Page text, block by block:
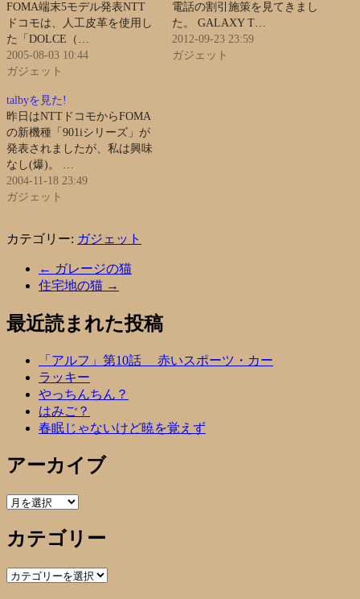
FOMA端末5モデル発表NTT
ドコモは、人工皮革を使用し
た「DOLCE（…
2005-08-03 10:44
ガジェット
電話の割引施策を見てきまし
た。 GALAXY T…
2012-09-23 23:59
ガジェット
talbyを見た!
昨日はNTTドコモからFOMA
の新機種「901iシリーズ」が
発表されましたが、私は興味
なし(爆)。 …
2004-11-18 23:49
ガジェット
カテゴリー: ガジェット
← ガレージの猫
住宅地の猫 →
最近読まれた投稿
「アルフ」第10話 赤いスポーツ・カー
ラッキー
やっちんちん？
はみご？
春眠じゃないけど暁を覚えず
アーカイブ
ア
カ
イ
ブ
カテゴリー
カ